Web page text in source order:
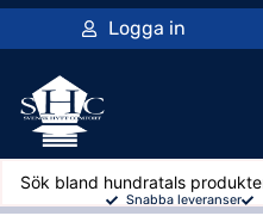
Logga in
Snabba leveranser